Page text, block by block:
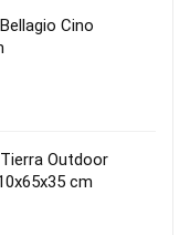
Cino
Outdoor
cm